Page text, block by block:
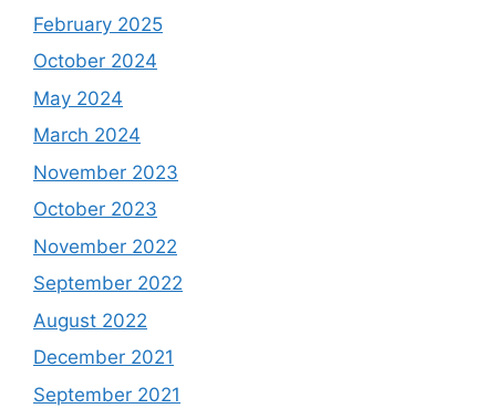
February 2025
October 2024
May 2024
March 2024
November 2023
October 2023
November 2022
September 2022
August 2022
December 2021
September 2021